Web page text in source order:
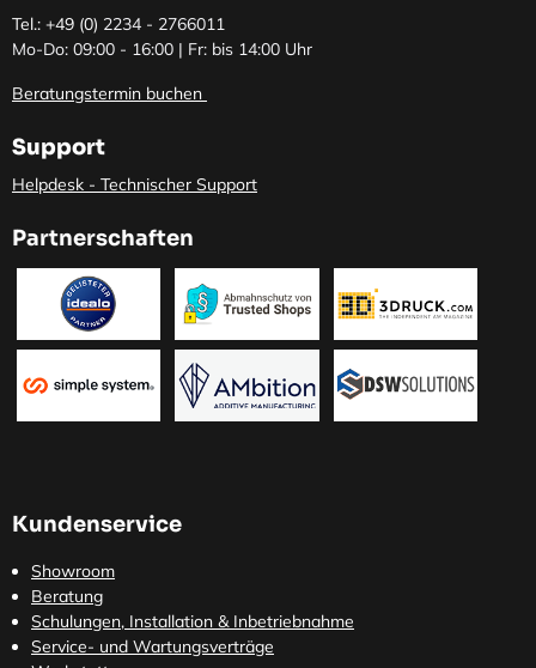
Tel.: +49 (0) 2234 - 2766011
Mo-Do: 09:00 - 16:00 | Fr: bis 14:00 Uhr
Beratungstermin buchen
Support
Helpdesk - Technischer Support
Partnerschaften
Kundenservice
Showroom
Beratung
Schulungen, Installation & Inbetriebnahme
Service- und Wartungsverträge